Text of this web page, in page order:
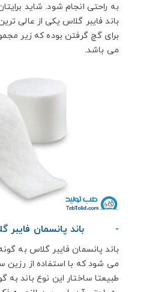
به راحتی انجام شود. شاید
باند فایبر گلاس یکی از عالی
برای گچ گرفتن بوده که زیر
می باشد.
- باند پانسمان فایبر
باند پانسمان فایبر گلاس به
می شود که با استفاده از رزین
طبیعتا ساختار این نوع باند